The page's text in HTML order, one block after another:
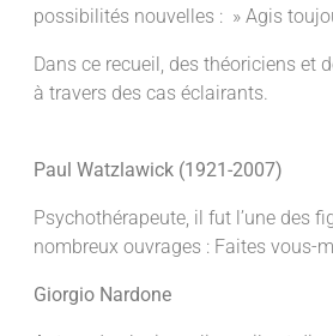
possibilités nouvelles : » Agis
Dans ce recueil, des théoriciens et
à travers des cas éclairants.
Paul Watzlawick (1921-2007)
Psychothérapeute, il fut l’une des
nombreux ouvrages : Faites vous-
Giorgio Nardone